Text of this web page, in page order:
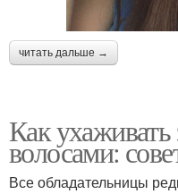
читать дальше →
Как
волосами:
Все обладательницы